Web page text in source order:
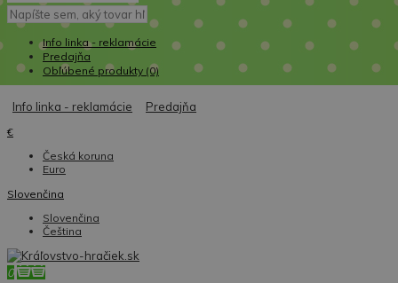
Info linka - reklamácie
Predajňa
Obľúbené produkty (0)
Info linka - reklamácie Predajňa
€
Česká koruna
Euro
Slovenčina
Slovenčina
Čeština
0